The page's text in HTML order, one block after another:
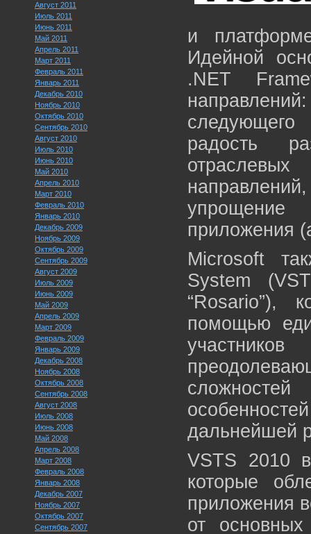
Август 2011
Июль 2011
Июнь 2011
Май 2011
Апрель 2011
Март 2011
Февраль 2011
Январь 2011
Декабрь 2010
Ноябрь 2010
Октябрь 2010
Сентябрь 2010
Август 2010
Июль 2010
Июнь 2010
Май 2010
Апрель 2010
Март 2010
Февраль 2010
Январь 2010
Декабрь 2009
Ноябрь 2009
Октябрь 2009
Сентябрь 2009
Август 2009
Июль 2009
Июнь 2009
Май 2009
Апрель 2009
Март 2009
Февраль 2009
Январь 2009
Декабрь 2008
Ноябрь 2008
Октябрь 2008
Сентябрь 2008
Август 2008
Июль 2008
Июнь 2008
Май 2008
Апрель 2008
Март 2008
Февраль 2008
Январь 2008
Декабрь 2007
Ноябрь 2007
Октябрь 2007
Сентябрь 2007
и
Идейной
.NET
следующего
радость
упрощение
приложения
Microsoft
System
“Rosario”),
помощью
дальнейшей
VSTS 2010
которые
приложения
от